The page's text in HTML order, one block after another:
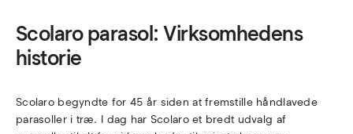
Scolaro parasol: Virksomhedens
historie
Scolaro begyndte for 45 år siden at fremstille håndlavede
parasoller i træ. I dag har Scolaro et bredt udvalg af